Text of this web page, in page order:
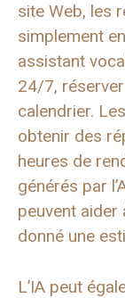
site Web, les
simplement
assistant
24/7,
calendrier.
obtenir des
heures de
générés par
peuvent aider
donné une
L’IA peut